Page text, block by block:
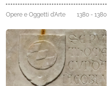
Opere e Oggetti d'Arte 1380 - 1380